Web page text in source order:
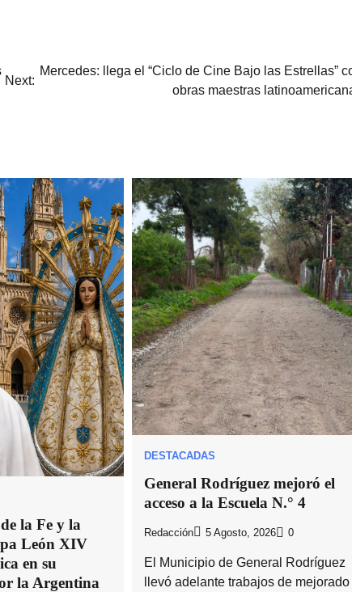
Next:
Mercedes: llega el “Ciclo de Cine Bajo las Estrellas”
obras maestras
la Fe y la
León XIV
en su
la Argentina
DESTACADAS
General Rodríguez mejoró el
acceso a la Escuela N.° 4
Redacción 5 Agosto, 2026 0
El Municipio de General Rodríguez
llevó adelante trabajos de mejorado